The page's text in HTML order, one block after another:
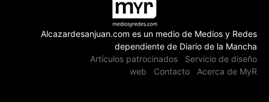
Alcazardesanjuan.com es un medio de Medios y Redes
dependiente de Diario de la Mancha
Artículos patrocinados
Servicio de diseño
web
Contacto Acerca de MyR